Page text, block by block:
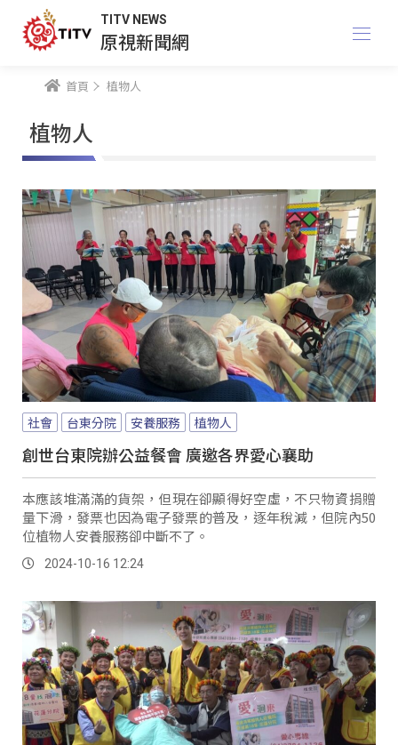
TITV NEWS
原視新聞網
首頁 植物人
植物人
社會 台東分院 安養服務 植物人
創世台東院辦公益餐會 廣邀各界愛心襄助
本應該堆滿滿的貨架，但現在卻顯得好空虛，不只物資捐贈
量下滑，發票也因為電子發票的普及，逐年稅減，但院內50
位植物人安養服務卻中斷不了。
2024-10-16 12:24